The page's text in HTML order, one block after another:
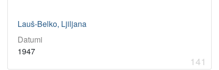
Lauš-Belko, Ljiljana
Datumi
1947
141